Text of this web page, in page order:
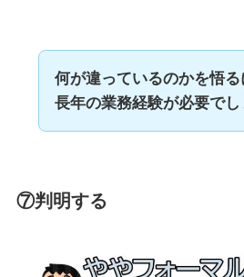
何が違っているのかを悟る
長年の業務経験が必要でし
⑦判明する